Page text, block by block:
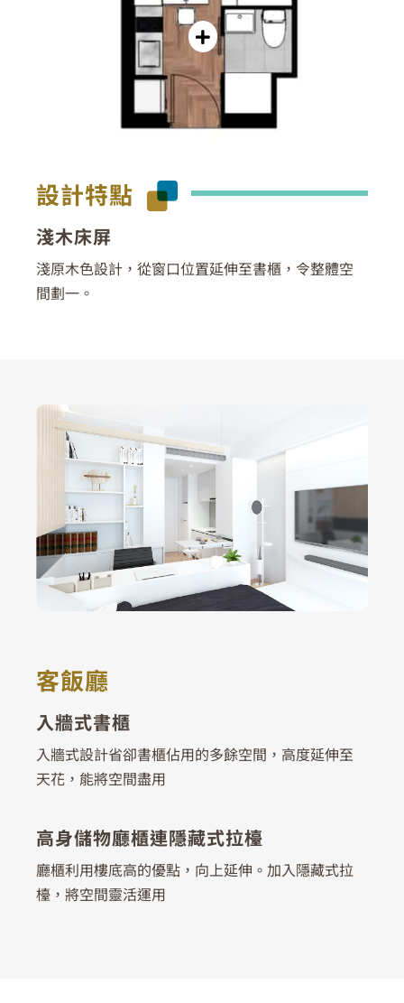
設計特點
淺木床屏
淺原木色設計，從窗口位置延伸至書櫃，令整體空
間劃一。
客飯廳
入牆式書櫃
入牆式設計省卻書櫃佔用的多餘空間，高度延伸至
天花，能將空間盡用
高身儲物廳櫃連隱藏式拉檯
廳櫃利用樓底高的優點，向上延伸。加入隱藏式拉
檯，將空間靈活運用